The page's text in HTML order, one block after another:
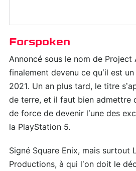
Forspoken
Annoncé sous le nom de Project
finalement devenu ce qu’il est
2021. Un an plus tard, le titre
de terre, et il faut bien admettre
de force de devenir l’une des
la PlayStation 5.
Signé Square Enix, mais surtout
Productions, à qui l’on doit le